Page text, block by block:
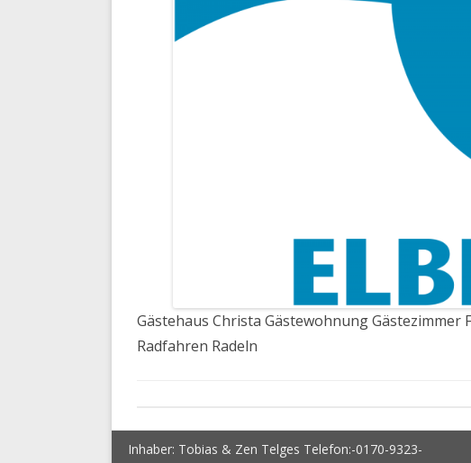
Gästehaus Christa Gästewohnung
Radfahren Radeln
Inhaber: Tobias & Zen Telges Telefon:-0170-9323-